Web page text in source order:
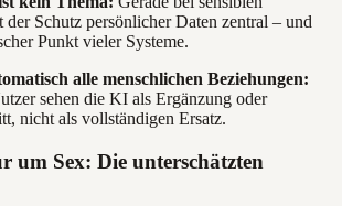
der Schutz persönlicher Daten zentral – und
Punkt vieler Systeme.
alle menschlichen Beziehungen:
sehen die KI als Ergänzung oder
nicht als vollständigen Ersatz.
um Sex: Die unterschätzten